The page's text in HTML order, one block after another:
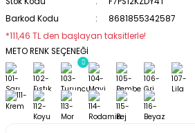
Barkod Kodu
8681855342587
*111,46 TL den başlayan taksitlerle!
METO RENK SEÇENEĞİ